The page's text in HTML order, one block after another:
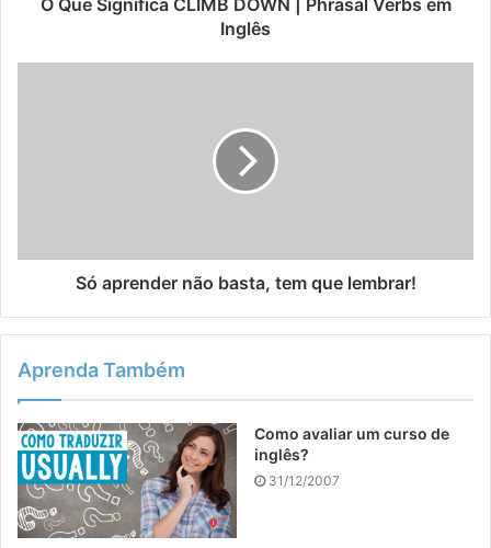
O Que Significa CLIMB DOWN | Phrasal Verbs em
Inglês
Só aprender não basta, tem que lembrar!
Aprenda Também
Como avaliar um curso de
inglês?
31/12/2007